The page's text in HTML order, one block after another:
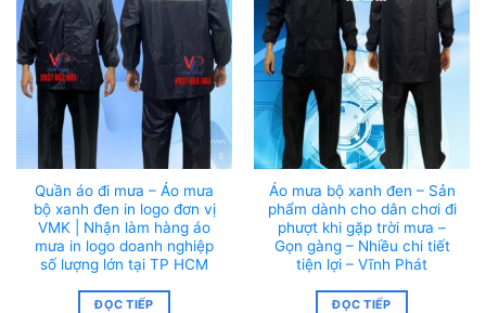
Quần áo đi mưa – Áo mưa
bộ xanh đen in logo đơn vị
VMK | Nhận làm hàng áo
mưa in logo doanh nghiệp
số lượng lớn tại TP HCM
ĐỌC TIẾP
Áo mưa bộ xanh đen – Sản
phẩm dành cho dân chơi đi
phượt khi gặp trời mưa –
Gọn gàng – Nhiều chi tiết
tiện lợi – Vĩnh Phát
ĐỌC TIẾP